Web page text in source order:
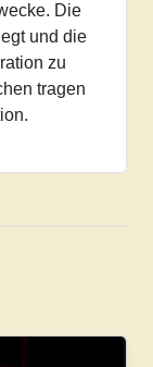
Die
und die
zu
tragen